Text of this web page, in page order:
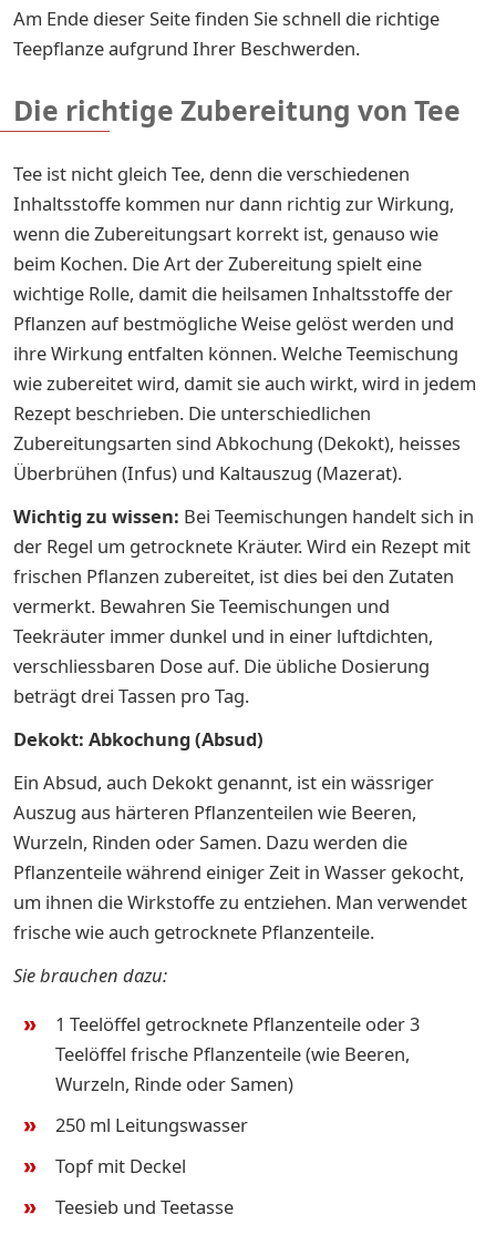
Am Ende dieser Seite finden Sie schnell die richtige
Teepflanze aufgrund Ihrer Beschwerden.
Die richtige Zubereitung von Tee
Tee ist nicht gleich Tee, denn die verschiedenen
Inhaltsstoffe kommen nur dann richtig zur Wirkung,
wenn die Zubereitungsart korrekt ist, genauso wie
beim Kochen. Die Art der Zubereitung spielt eine
wichtige Rolle, damit die heilsamen Inhaltsstoffe der
Pflanzen auf bestmögliche Weise gelöst werden und
ihre Wirkung entfalten können. Welche Teemischung
wie zubereitet wird, damit sie auch wirkt, wird in jedem
Rezept beschrieben. Die unterschiedlichen
Zubereitungsarten sind Abkochung (Dekokt), heisses
Überbrühen (Infus) und Kaltauszug (Mazerat).
Wichtig zu wissen: Bei Teemischungen handelt sich in
der Regel um getrocknete Kräuter. Wird ein Rezept mit
frischen Pflanzen zubereitet, ist dies bei den Zutaten
vermerkt. Bewahren Sie Teemischungen und
Teekräuter immer dunkel und in einer luftdichten,
verschliessbaren Dose auf. Die übliche Dosierung
beträgt drei Tassen pro Tag.
Dekokt: Abkochung (Absud)
Ein Absud, auch Dekokt genannt, ist ein wässriger
Auszug aus härteren Pflanzenteilen wie Beeren,
Wurzeln, Rinden oder Samen. Dazu werden die
Pflanzenteile während einiger Zeit in Wasser gekocht,
um ihnen die Wirkstoffe zu entziehen. Man verwendet
frische wie auch getrocknete Pflanzenteile.
Sie brauchen dazu:
1 Teelöffel getrocknete Pflanzenteile oder 3
Teelöffel frische Pflanzenteile (wie Beeren,
Wurzeln, Rinde oder Samen)
250 ml Leitungswasser
Topf mit Deckel
Teesieb und Teetasse